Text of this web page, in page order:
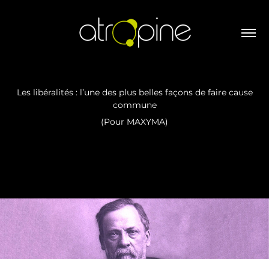
Les libéralités : l’une des plus belles façons de faire cause
commune
(Pour MAXYMA)